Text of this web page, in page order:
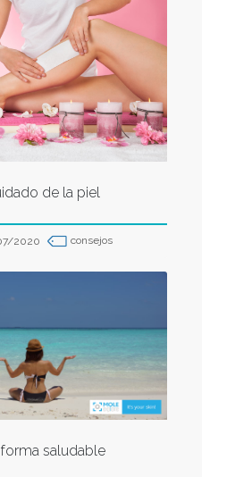
de la piel
2020 consejos
saludable